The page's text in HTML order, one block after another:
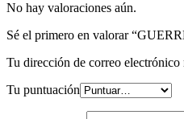
No hay valoraciones aún.
Sé el primero en valorar
Tu dirección de correo electrónico
Tu puntuación